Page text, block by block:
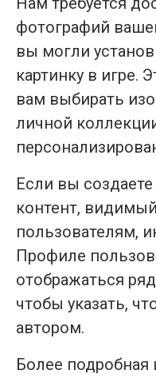
фотографий
вы могли
картинку в игре.
вам выбирать
личной
Если вы
контент,
пользователям,
Профиле
отображаться
чтобы указать,
автором.
Более